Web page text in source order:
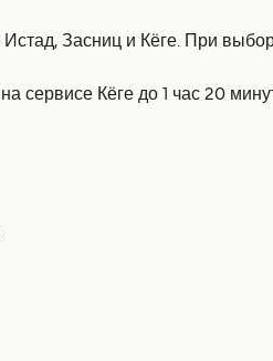
Засниц и Кёге. При
сервисе Кёге до 1 час 20